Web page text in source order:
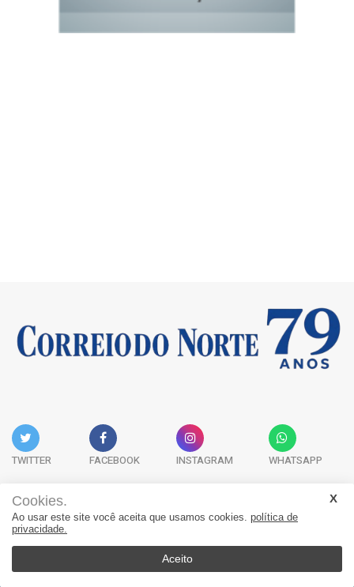
TWITTER FACEBOOK INSTAGRAM WHATSAPP
Acervo Digital Fale Conosco Quem Somos
Cookies.
Ao usar este site você aceita que usamos cookies. política de
privacidade.
Aceito